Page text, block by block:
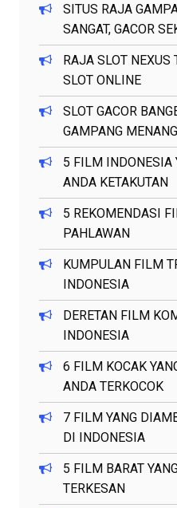
SITUS RAJA
SANGAT, GACOR
RAJA SLOT NEXUS
SLOT ONLINE
SLOT GACOR
GAMPANG MENANG
5 FILM INDONESIA
ANDA KETAKUTAN
5 REKOMENDASI
PAHLAWAN
KUMPULAN FILM
INDONESIA
DERETAN FILM
INDONESIA
6 FILM KOCAK
ANDA TERKOCOK
7 FILM YANG
DI INDONESIA
5 FILM BARAT
TERKESAN